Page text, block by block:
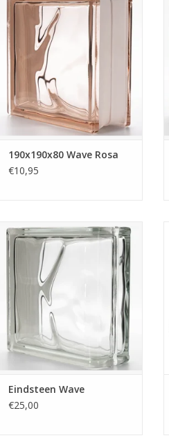
De glazen bouwstenen hebben
de kleur rosa / roze en hebben
een gewolkt uiterlijk.
TOEVOEGEN AAN WINKELWAGEN
190x190x80 Wave Rosa
€10,95
Deze stenen gebruikt u op de
kopse kanten van de wand. Op
deze manier kan u ipv een profiel
eindigen met een glazen
bouwsteen. Deze stenen zijn aan
1 zijde afgerond.
Natuurlijk kunnen deze stenen
ook als bovenrand toegepast
worden.
TOEVOEGEN AAN WINKELWAGEN
Eindsteen Wave
€25,00